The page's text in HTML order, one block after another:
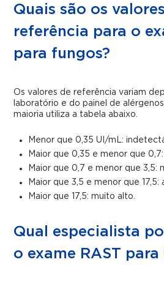
Quais são os
referência para o
para fungos?
Os valores de referênciavariam
laboratório e do painel de alérgenos
maioria utiliza a tabela abaixo.
Menor que 0,35 UI/mL:
Maior que 0,35 e menor que
Maior que 0,7 e menor que 3,5:
Maior que 3,5 e menor que 17,5:
Maior que 17,5: muito alto.
Qual especialista
o exame RAST para